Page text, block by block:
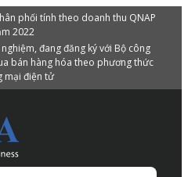
phối tính theo doanh thu QNAP
2022
đang đăng ký với Bộ công
bán hàng hóa theo phương thức
mại điện tử